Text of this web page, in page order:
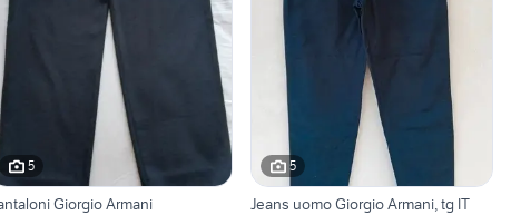
5
Giorgio Armani
5
Jeans uomo Giorgio Armani, tg IT